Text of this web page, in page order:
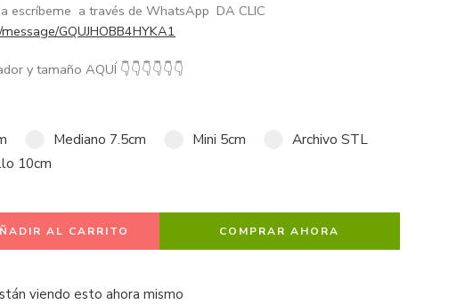
escríbeme a través de WhatsApp DA CLIC
GQUJHOBB4HYKA1
y tamaño AQUÍ👇👇👇👇👇👇
Mediano 7.5cm Mini 5cm
Archivo STL
10cm
AL CARRITO COMPRAR AHORA
viendo esto ahora mismo